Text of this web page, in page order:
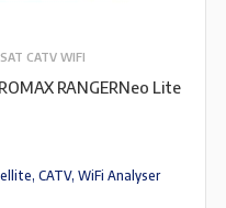
CATV WIFI
RANGERNeo Lite
CATV, WiFi Analyser